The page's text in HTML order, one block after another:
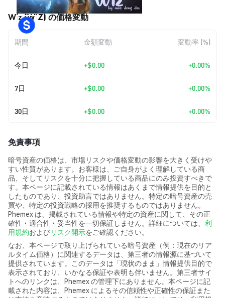
Wiz (WIZ) の価格変動
期間 金額変動 変動率 (%)
今日 +$0.00 +0.00%
7日 +$0.00 +0.00%
30日 +$0.00 +0.00%
免責事項
暗号資産の価格は、市場リスクや価格変動の影響を大きく受けや
すい性質があります。お客様は、ご自身がよく理解している商
品、そしてリスクを十分に把握している商品にのみ投資すべきで
す。本ページに記載されている情報はあくまで情報提供を目的と
したものであり、投資助言ではありません。特定の暗号資産の売
買や、特定の投資戦略の採用を推奨するものではありません。
Phemex は、掲載されている情報や特定の資産に関して、その正
確性・適合性・妥当性を一切保証しません。詳細については、 利
用規約およびリスク開示をご確認ください。
なお、本ページで取り上げられている暗号資産（例：現在のリア
ルタイム価格）に関連するデータは、第三者の情報源に基づいて
提供されています。このデータは「現状のまま」情報提供目的で
表示されており、いかなる保証や表明も伴いません。第三者サイ
トへのリンクは、Phemex の管理下にありません。本ページに記
載された内容は、Phemex によるその信頼性や正確性の保証また